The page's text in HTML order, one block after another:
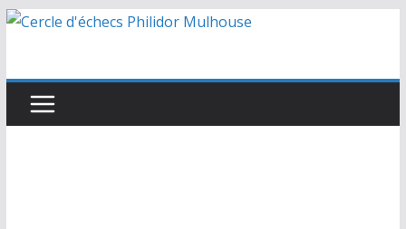
Passer